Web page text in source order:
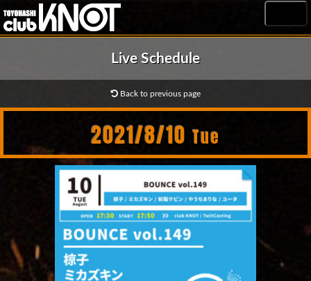
Live Schedule
Back to previous page
2021/8/10 Tue